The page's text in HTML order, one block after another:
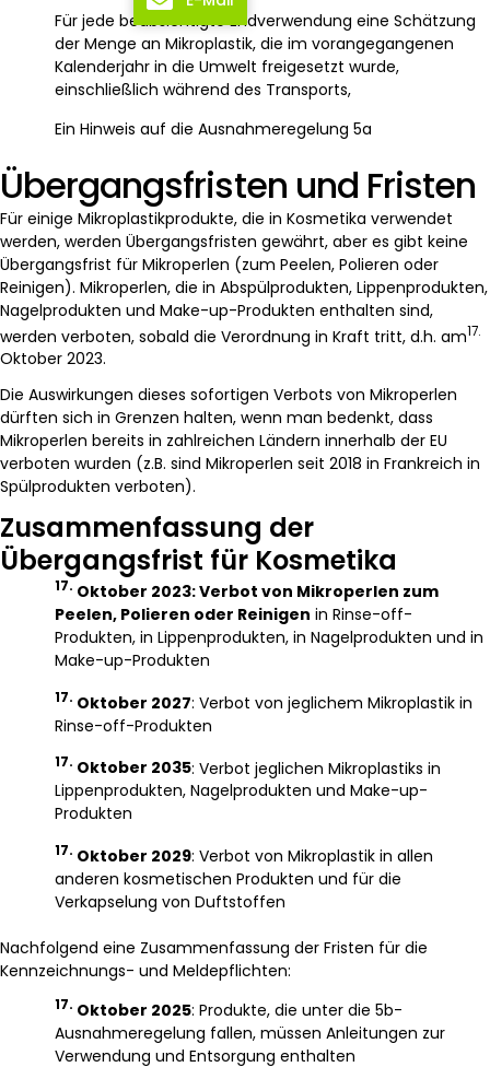
Für jede beabsichtigte Endverwendung eine Schätzung
der Menge an Mikroplastik, die im vorangegangenen
Kalenderjahr in die Umwelt freigesetzt wurde,
einschließlich während des Transports,
Ein Hinweis auf die Ausnahmeregelung 5a
Übergangsfristen und Fristen
Für einige Mikroplastikprodukte, die in Kosmetika verwendet
werden, werden Übergangsfristen gewährt, aber es gibt keine
Übergangsfrist für Mikroperlen (zum Peelen, Polieren oder
Reinigen). Mikroperlen, die in Abspülprodukten, Lippenprodukten,
Nagelprodukten und Make-up-Produkten enthalten sind,
werden verboten, sobald die Verordnung in Kraft tritt, d.h. am17.
Oktober 2023.
Die Auswirkungen dieses sofortigen Verbots von Mikroperlen
dürften sich in Grenzen halten, wenn man bedenkt, dass
Mikroperlen bereits in zahlreichen Ländern innerhalb der EU
verboten wurden (z.B. sind Mikroperlen seit 2018 in Frankreich in
Spülprodukten verboten).
Zusammenfassung der
Übergangsfrist für Kosmetika
17. Oktober 2023: Verbot von Mikroperlen zum
Peelen, Polieren oder Reinigen in Rinse-off-
Produkten, in Lippenprodukten, in Nagelprodukten und in
Make-up-Produkten
17. Oktober 2027: Verbot von jeglichem Mikroplastik in
Rinse-off-Produkten
17. Oktober 2035: Verbot jeglichen Mikroplastiks in
Lippenprodukten, Nagelprodukten und Make-up-
Produkten
17. Oktober 2029: Verbot von Mikroplastik in allen
anderen kosmetischen Produkten und für die
Verkapselung von Duftstoffen
Nachfolgend eine Zusammenfassung der Fristen für die
Kennzeichnungs- und Meldepflichten:
17. Oktober 2025: Produkte, die unter die 5b-
Ausnahmeregelung fallen, müssen Anleitungen zur
Verwendung und Entsorgung enthalten